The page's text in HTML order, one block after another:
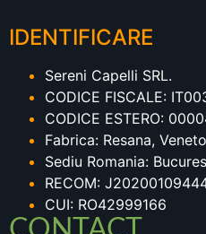
IDENTIFICARE
Sereni Capelli SRL.
CODICE FISCALE:
CODICE ESTERO:
Fabrica: Resana,
Sediu Romania:
RECOM:
CUI: RO42999166